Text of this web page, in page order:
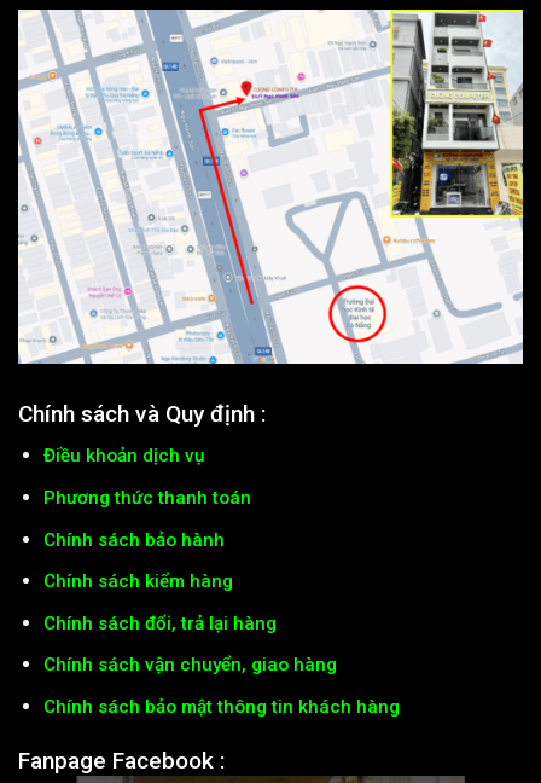
Chính sách và Quy định :
Điều khoản dịch vụ
Phương thức thanh toán
Chính sách bảo hành
Chính sách kiểm hàng
Chính sách đổi, trả lại hàng
Chính sách vận chuyển, giao hàng
Chính sách bảo mật thông tin khách hàng
Fanpage Facebook :